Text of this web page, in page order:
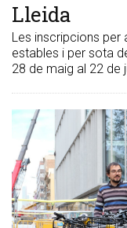
Lleida
Les inscripcions
estables i per sota
28 de maig al 22 de